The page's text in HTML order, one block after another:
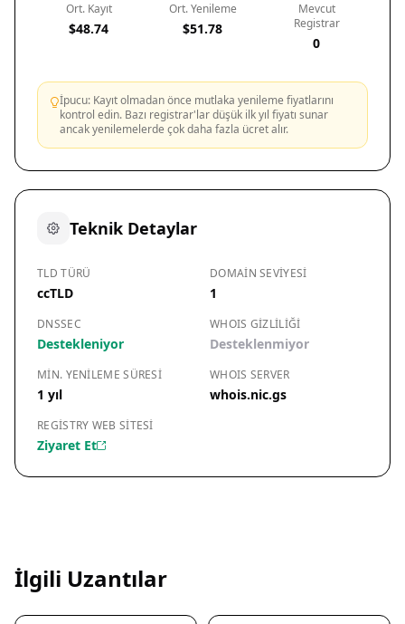
Ort. Kayıt
$48.74
Ort. Yenileme
$51.78
Mevcut
Registrar
0
İpucu: Kayıt olmadan önce mutlaka yenileme fiyatlarını
kontrol edin. Bazı registrar'lar düşük ilk yıl fiyatı sunar
ancak yenilemelerde çok daha fazla ücret alır.
Teknik Detaylar
TLD TÜRÜ
ccTLD
DOMAIN SEVIYESI
1
DNSSEC
Destekleniyor
WHOIS GIZLILIĞI
Desteklenmiyor
MIN. YENILEME SÜRESI
1 yıl
WHOIS SERVER
whois.nic.gs
REGISTRY WEB SITESI
Ziyaret Et
İlgili Uzantılar